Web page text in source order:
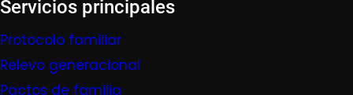
Servicios principales
Protocolo familiar
Relevo generacional
Pactos de familia